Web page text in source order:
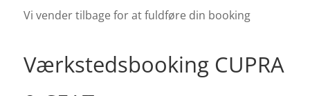
Vi vender tilbage for at fuldføre din booking
Værkstedsbooking CUPRA